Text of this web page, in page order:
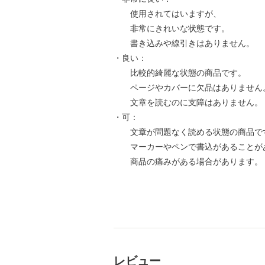
使用されてはいますが、
非常にきれいな状態です。
書き込みや線引きはありません。
・良い：
比較的綺麗な状態の商品です。
ページやカバーに欠品はありません
文章を読むのに支障はありません。
・可：
文章が問題なく読める状態の商品で
マーカーやペンで書込があることが
商品の痛みがある場合があります。
レビュー